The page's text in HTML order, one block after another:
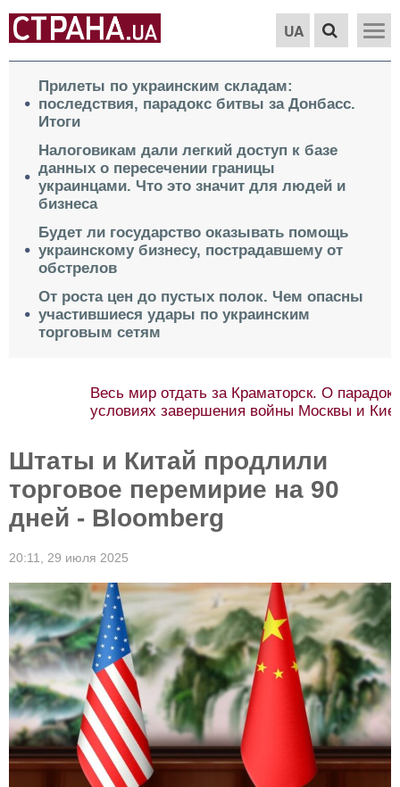
UA
Прилеты по украинским складам:
последствия, парадокс битвы за Донбасс.
Итоги
Налоговикам дали легкий доступ к базе
данных о пересечении границы
украинцами. Что это значит для людей и
бизнеса
Будет ли государство оказывать помощь
украинскому бизнесу, пострадавшему от
обстрелов
От роста цен до пустых полок. Чем опасны
участившиеся удары по украинским
торговым сетям
Весь мир отдать за Краматорск. О парадоксе в
условиях завершения войны Москвы и Киева
Штаты и Китай продлили
торговое перемирие на 90
дней - Bloomberg
20:11, 29 июля 2025